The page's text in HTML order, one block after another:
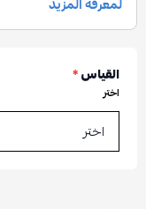
القياس*
اختر